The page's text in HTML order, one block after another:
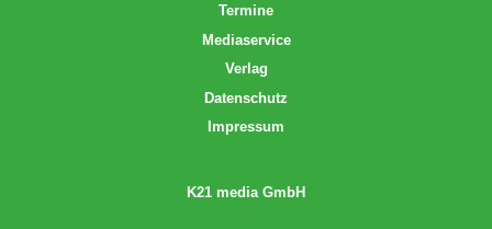
Termine
Mediaservice
Verlag
Datenschutz
Impressum
K21 media GmbH